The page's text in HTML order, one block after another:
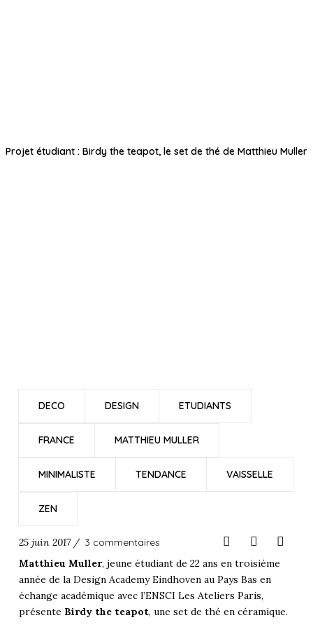
Projet étudiant : Birdy the teapot, le set de thé de Matthieu Muller
DECO DESIGN ETUDIANTS
FRANCE MATTHIEU MULLER
MINIMALISTE TENDANCE VAISSELLE
ZEN
25 juin 2017 / 3 commentaires
Matthieu Muller, jeune étudiant de 22 ans en troisième
année de la Design Academy Eindhoven au Pays Bas en
échange académique avec l’ENSCI Les Ateliers Paris,
présente Birdy the teapot, une set de thé en céramique.